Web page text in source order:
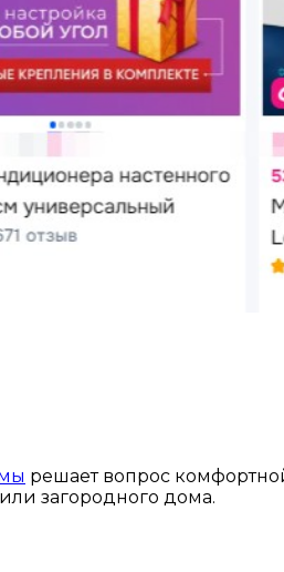
решает вопрос
загородного дома.